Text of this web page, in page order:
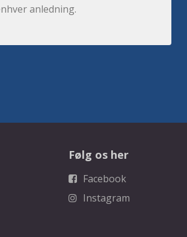
anledning.
Følg os her
Facebook
Instagram